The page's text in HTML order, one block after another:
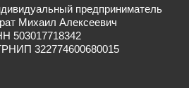
предприниматель
Михаил Алексеевич
503017718342
322774600680015